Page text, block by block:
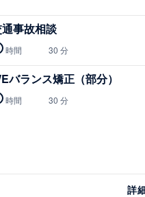
事故相談
時間 30 分
バランス矯正（部分）
時間 30 分
詳